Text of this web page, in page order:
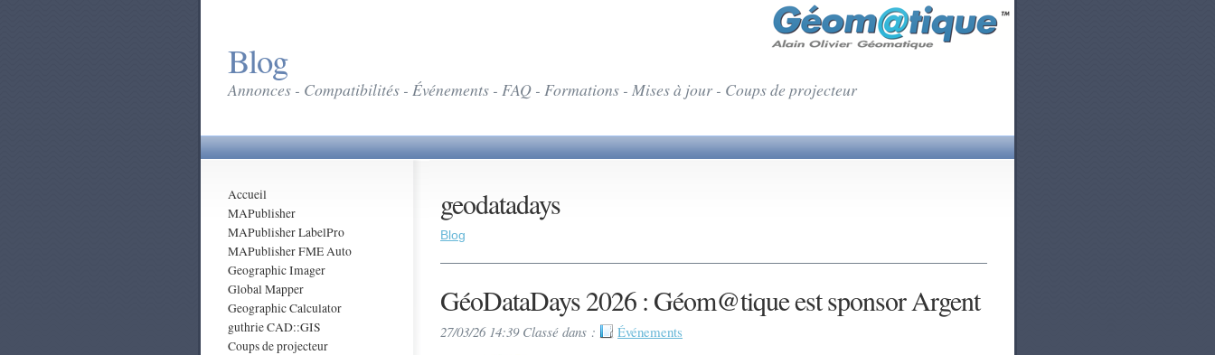
Blog
Annonces - Compatibilités - Événements - FAQ - Formations - Mises à jour - Coups de projecteur
Accueil
MAPublisher
MAPublisher LabelPro
MAPublisher FME Auto
Geographic Imager
Global Mapper
Geographic Calculator
guthrie CAD::GIS
Coups de projecteur
geodatadays
Blog
GéoDataDays 2026 : Géom@tique est sponsor Argent
27/03/26 14:39 Classé dans : Événements